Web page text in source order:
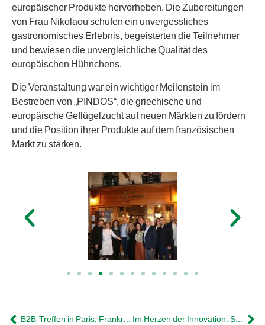
europäischer Produkte hervorheben. Die Zubereitungen
von Frau Nikolaou schufen ein unvergessliches
gastronomisches Erlebnis, begeisterten die Teilnehmer
und bewiesen die unvergleichliche Qualität des
europäischen Hühnchens.
Die Veranstaltung war ein wichtiger Meilenstein im
Bestreben von „PINDOS“, die griechische und
europäische Geflügelzucht auf neuen Märkten zu fördern
und die Position ihrer Produkte auf dem französischen
Markt zu stärken.
B2B-Treffen in Paris, Frankreich 2024 Im Herzen der Innovation: SIAL Paris 2024